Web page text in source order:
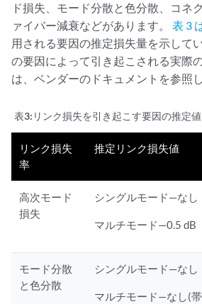
ド損失、モード分散と色分散、コネ
ァイバー減衰などがあります。 表 3
用される要因の推定損失量を示して
の要因によって引き起こされる実際
は、ベンダーのドキュメントを参照
表3: リンク損失を引き起こす要因の推定値
リンク損失
率
推定リンク損失値
高次モード
損失
シングルモード—なし
マルチモード—0.5 dB
モード分散
と色分散
シングルモード—なし
マルチモード—なし(